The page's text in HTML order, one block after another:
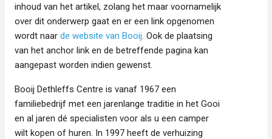
inhoud van het artikel, zolang het maar voornamelijk
over dit onderwerp gaat en er een link opgenomen
wordt naar de website van Booij . Ook de plaatsing
van het anchor link en de betreffende pagina kan
aangepast worden indien gewenst.
Booij Dethleffs Centre is vanaf 1967 een
familiebedrijf met een jarenlange traditie in het Gooi
en al jaren dé specialisten voor als u een camper
wilt kopen of huren . In 1997 heeft de verhuizing